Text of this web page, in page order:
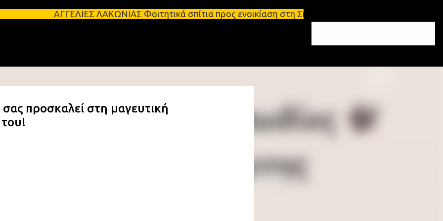
Μετάβαση στο κύριο περιεχόμενο
ΑΓΓΕΛΙΕΣ ΛΑΚΩΝΙΑΣ Φοιτητικά σπίτια προς ενοικίαση στη Σπάρτη Ενοικιάσεις διαμερισμάτων
προσκαλεί στη μαγευτική